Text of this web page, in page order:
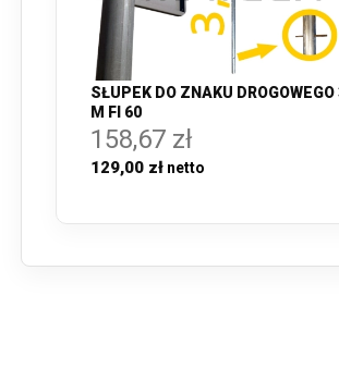
SŁUPEK DO ZNAKU DROGOWEGO
M FI 60
158,67 zł
129,00 zł